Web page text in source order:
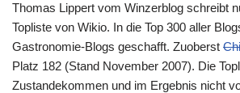
Thomas Lippert vom Winzerblog schreibt
Topliste von Wikio. In die Top 300 aller
Gastronomie-Blogs geschafft. Zuoberst
Platz 182 (Stand November 2007). Die
Zustandekommen und im Ergebnis nicht